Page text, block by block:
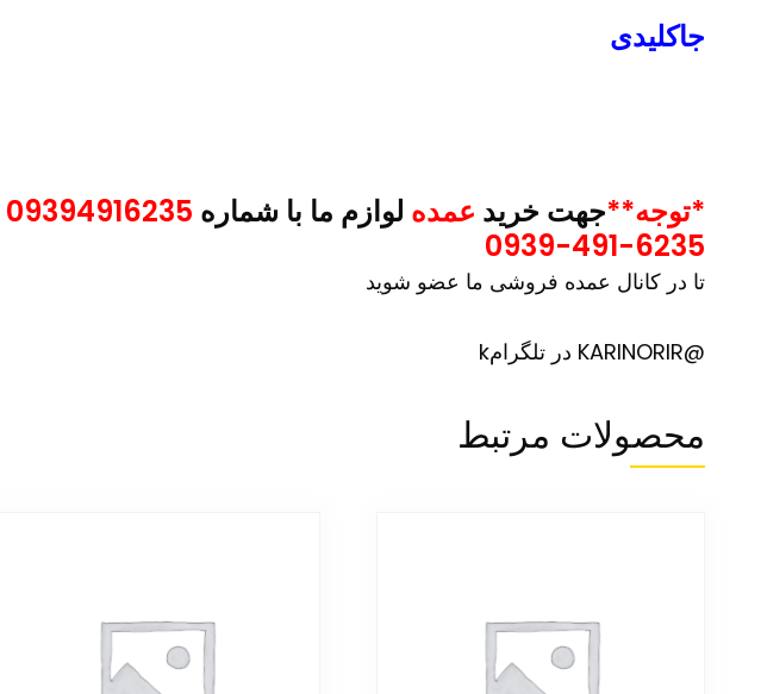
جاکلیدی
*توجه**جهت خرید عمده لوازم ما با شماره
0939-491-6235
تا در کانال عمده فروشی ما عضو شوید
@KARINORIR در تلگرامk
محصولات مرتبط